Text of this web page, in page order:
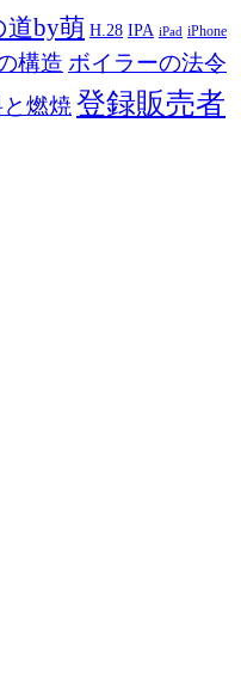
道by萌 H.28 IPA iPad iPhone
構造 ボイラーの法令
燃焼登録販売者